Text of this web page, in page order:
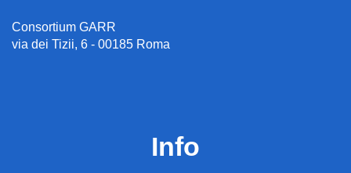
Consortium GARR
via dei Tizii, 6 - 00185 Roma
Info